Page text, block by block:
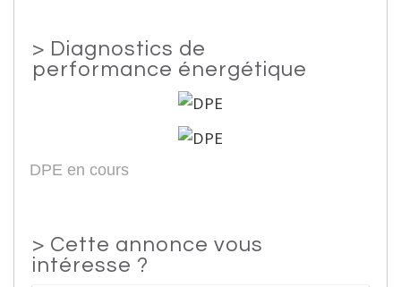
> Diagnostics de
performance énergétique
DPE en cours
> Cette annonce vous
intéresse ?